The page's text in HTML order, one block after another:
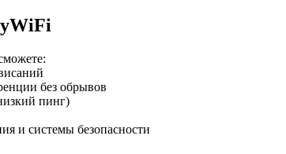
без обрывов
пинг)
и системы безопасности